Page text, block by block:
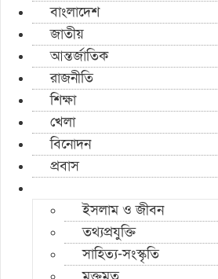
বাংলাদেশ
জাতীয়
আন্তর্জাতিক
রাজনীতি
শিক্ষা
খেলা
বিনোদন
প্রবাস
ইসলাম ও জীবন
তথ্যপ্রযুক্তি
সাহিত্য-সংস্কৃতি